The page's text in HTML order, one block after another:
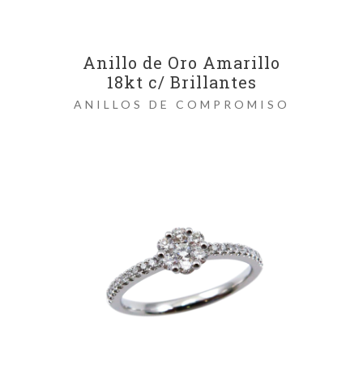
Anillo de Oro Amarillo
18kt c/ Brillantes
ANILLOS DE COMPROMISO